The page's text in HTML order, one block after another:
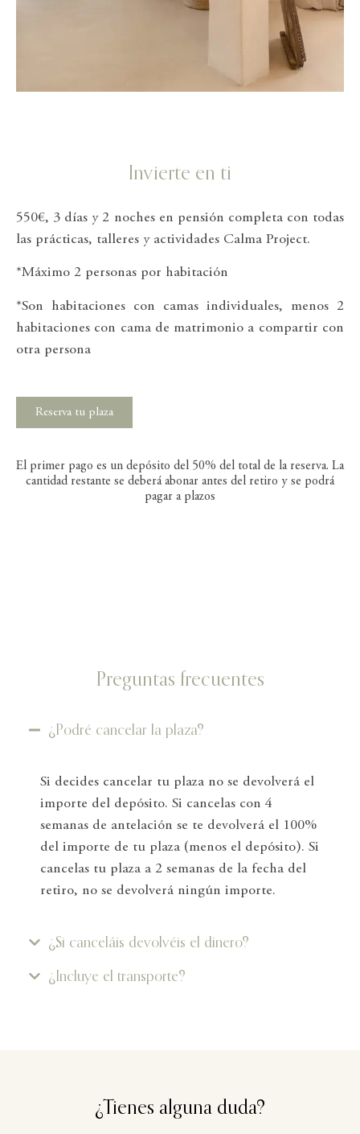
Invierte en ti
550€, 3 días y 2 noches en pensión completa con todas
las prácticas, talleres y actividades Calma Project.
*Máximo 2 personas por habitación
*Son habitaciones con camas individuales, menos 2
habitaciones con cama de matrimonio a compartir con
otra persona
Reserva tu plaza
El primer pago es un depósito del 50% del total de la reserva. La
cantidad restante se deberá abonar antes del retiro y se podrá
pagar a plazos
Preguntas frecuentes
¿Podré cancelar la plaza?
Si decides cancelar tu plaza no se devolverá el
importe del depósito. Si cancelas con 4
semanas de antelación se te devolverá el 100%
del importe de tu plaza (menos el depósito). Si
cancelas tu plaza a 2 semanas de la fecha del
retiro, no se devolverá ningún importe.
¿Si canceláis devolvéis el dinero?
¿Incluye el transporte?
¿Tienes alguna duda?